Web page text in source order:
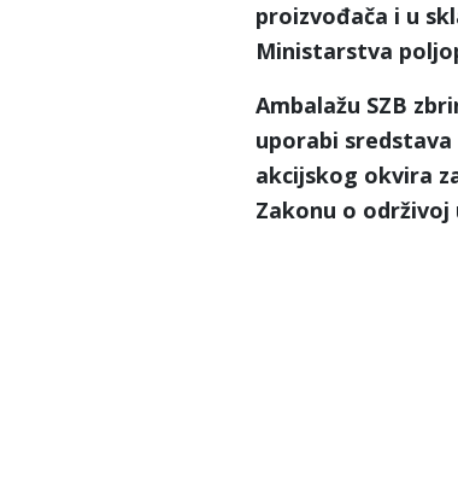
proizvođača i u
Ministarstva
Ambalažu SZB
uporabi
akcijskog okvira
Zakonu o održivoj